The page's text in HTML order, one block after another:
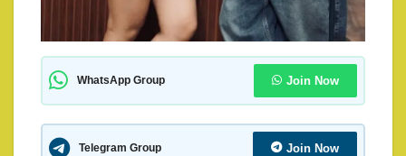
WhatsApp Group Join Now
Telegram Group Join Now